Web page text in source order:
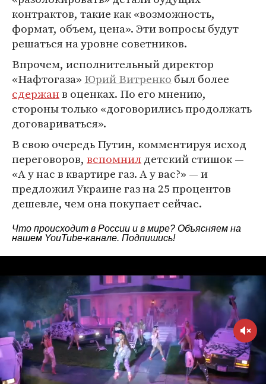
контрактов, такие как «возможность,
формат, объем, цена». Эти вопросы будут
решаться на уровне советников.
Впрочем, исполнительный директор
«Нафтогаза» Юрий Витренко был более
сдержанв оценках. По его мнению,
стороны только «договорились продолжать
договариваться».
В свою очередь Путин, комментируя исход
переговоров, вспомнилдетский стишок —
«А у нас в квартире газ. А у вас?» — и
предложил Украине газ на 25 процентов
дешевле, чем она покупает сейчас.
Что происходит в России и в мире? Объясняем на
нашем YouTube-канале. Подпишись!